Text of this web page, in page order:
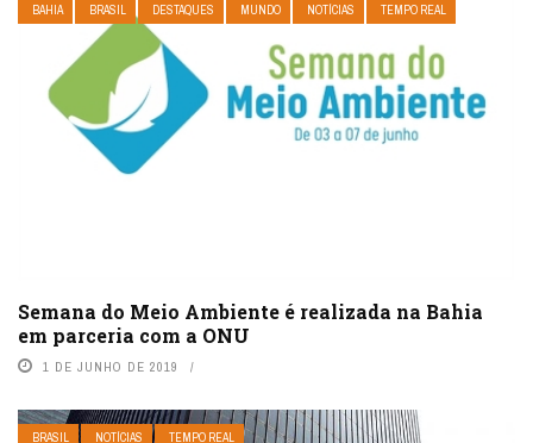
BAHIA BRASIL DESTAQUES MUNDO NOTÍCIAS TEMPO REAL
Semana do Meio Ambiente é realizada na Bahia
em parceria com a ONU
1 DE JUNHO DE 2019
BRASIL NOTÍCIAS TEMPO REAL